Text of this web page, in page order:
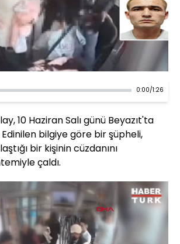
0:00/1:26
10 Haziran Salı günü Beyazıt'ta
bilgiye göre bir şüpheli,
bir kişinin cüzdanını
çaldı.